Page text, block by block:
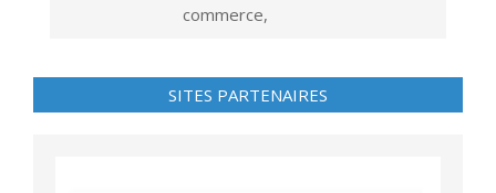
commerce,
SITES PARTENAIRES